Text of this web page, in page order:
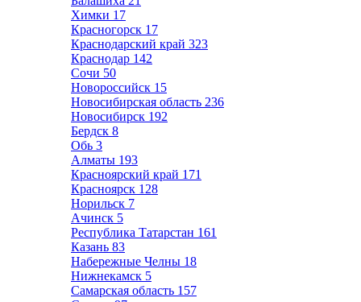
Химки 17
Красногорск 17
Краснодарский край 323
Краснодар 142
Сочи 50
Новороссийск 15
Новосибирская область 236
Новосибирск 192
Бердск 8
Обь 3
Алматы 193
Красноярский край 171
Красноярск 128
Норильск 7
Ачинск 5
Республика Татарстан 161
Казань 83
Набережные Челны 18
Нижнекамск 5
Самарская область 157